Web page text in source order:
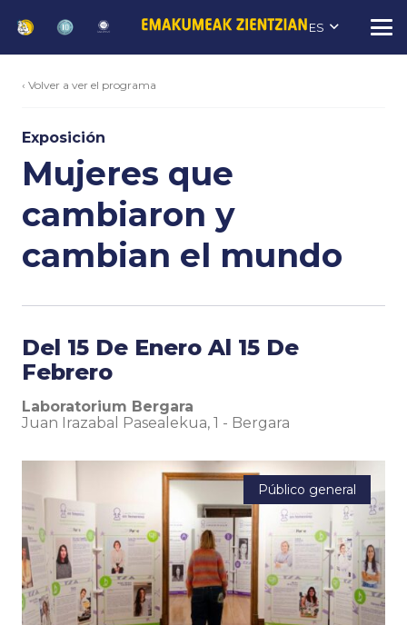
ES
‹ Volver a ver el programa
Exposición
Mujeres que
cambiaron y
cambian el mundo
Del 15 De Enero Al 15 De
Febrero
Laboratorium Bergara
Juan Irazabal Pasealekua, 1 - Bergara
Público general